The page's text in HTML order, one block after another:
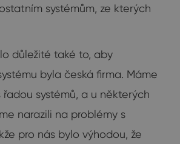
systémům, ze kterých
důležité také to, aby
byla česká firma. Máme
řadou systémů, a u některých
narazili na problémy s
pro nás bylo výhodou, že